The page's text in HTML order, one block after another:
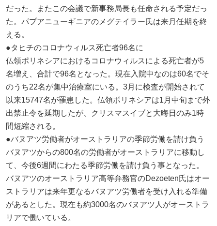
だった。またこの会議で新事務局長も任命される予定だっ
た。パプアニューギニアのメグテイラー氏は来月任期を終
える。
●タヒチのコロナウィルス死亡者96名に
仏領ポリネシアにおけるコロナウィルスによる死亡者が5
名増え、合計で96名となった。現在入院中なのは60名でそ
のうち22名が集中治療室にいる。3月に検査が開始されて
以来15747名が罹患した。仏領ポリネシアは1月中旬まで外
出禁止令を延期したが、クリスマスイブと大晦日のみ1時
間短縮される。
●バヌアツ労働者がオーストラリアの季節労働を請け負う
バヌアツからの800名の労働者がオーストラリアに移動し
て、今後6週間にわたる季節労働を請け負う事となった。
バヌアツのオーストラリア高等弁務官のDezoeten氏はオー
ストラリアは来年更なるバヌアツ労働者を受け入れる準備
があるとした。現在も約3000名のバヌアツ人がオーストラ
リアで働いている。